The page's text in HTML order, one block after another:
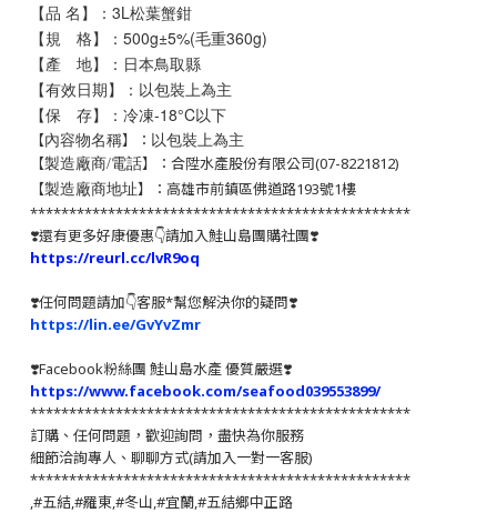
【品 名】：3L松葉蟹鉗
【規 格】：500g±5%(毛重360g)
【產 地】：日本鳥取縣
【有效日期】：以包裝上為主
【保 存】：冷凍-18°C以下
【內容物名稱】： 以包裝上為主
【製造廠商/電話】：合陞水產股份有限公司(07-8221812)
【製造廠商地址】：高雄市前鎮區佛道路193號1樓
*************************************************
❣️還有更多好康優惠👇請加入鮭山島團購社團❣️
https://reurl.cc/lvR9oq
❣️任何問題請加👇客服*幫您解決你的疑問❣️
https://lin.ee/GvYvZmr
❣️Facebook粉絲團 鮭山島水產 優質嚴選❣️
https://www.facebook.com/seafood039553899/
*************************************************
訂購、任何問題，歡迎詢問，盡快為你服務
細節洽詢專人、聊聊方式(請加入一對一客服)
*************************************************
,#五結,#羅東,#冬山,#宜蘭,#五結鄉中正路